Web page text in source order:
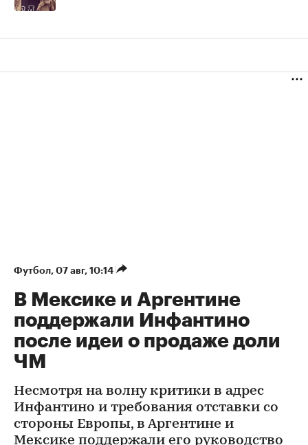
Футбол 07 авг, 10:14
В Мексике и Аргентине
поддержали Инфантино
после идеи о продаже доли
ЧМ
Несмотря на волну критики в адрес
Инфантино и требования отставки со
стороны Европы, в Аргентине и
Мексике поддержали его руководство